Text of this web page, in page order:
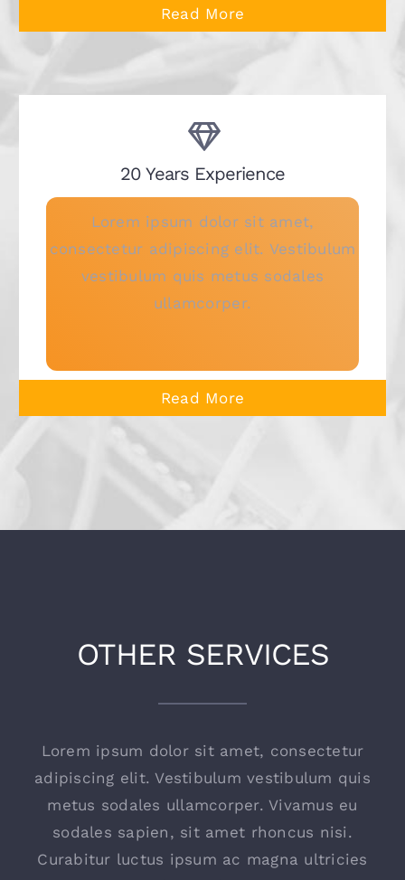
Read More
20 Years Experience
Lorem ipsum dolor sit amet,
consectetur adipiscing elit. Vestibulum
vestibulum quis metus sodales
ullamcorper.
Read More
OTHER SERVICES
Lorem ipsum dolor sit amet, consectetur
adipiscing elit. Vestibulum vestibulum quis
metus sodales ullamcorper. Vivamus eu
sodales sapien, sit amet rhoncus nisi.
Curabitur luctus ipsum ac magna ultricies